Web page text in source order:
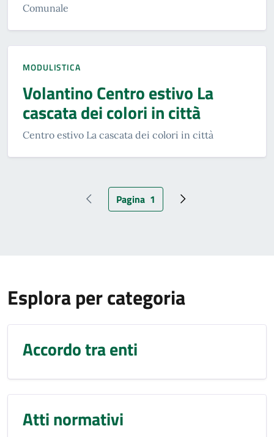
Comunale
MODULISTICA
Volantino Centro estivo La
cascata dei colori in città
Centro estivo La cascata dei colori in città
Pagina precedente
Pagina attuale
Pagina 1 Pagina successiva
Esplora per categoria
Accordo tra enti
Atti normativi